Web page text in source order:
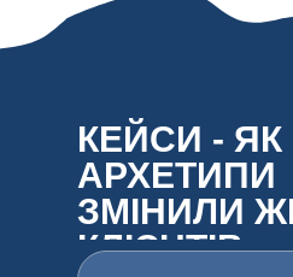
КЕЙСИ - ЯК
АРХЕТИПИ
ЗМІНИЛИ
КЛІЄНТІВ